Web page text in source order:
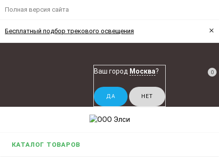
Полная версия сайта
Бесплатный подбор трекового освещения ×
Ваш город Москва? 0
КАТАЛОГ ТОВАРОВ